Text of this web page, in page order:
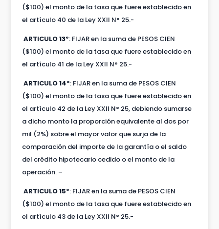
($100) el monto de la tasa que fuere establecido en
el artículo 40 de la Ley XXII N° 25.-
ARTICULO 13º: FIJAR en la suma de PESOS CIEN
($100) el monto de la tasa que fuere establecido en
el artículo 41 de la Ley XXII N° 25.-
ARTICULO 14º: FIJAR en la suma de PESOS CIEN
($100) el monto de la tasa que fuere establecido en
el artículo 42 de la Ley XXII N° 25, debiendo sumarse
a dicho monto la proporción equivalente al dos por
mil (2%) sobre el mayor valor que surja de la
comparación del importe de la garantía o el saldo
del crédito hipotecario cedido o el monto de la
operación. –
ARTICULO 15º: FIJAR en la suma de PESOS CIEN
($100) el monto de la tasa que fuere establecido en
el artículo 43 de la Ley XXII N° 25.-